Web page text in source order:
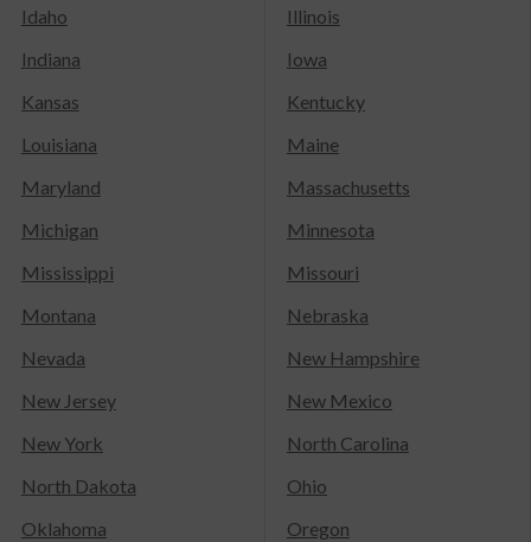
Idaho
Illinois
Indiana
Iowa
Kansas
Kentucky
Louisiana
Maine
Maryland
Massachusetts
Michigan
Minnesota
Mississippi
Missouri
Montana
Nebraska
Nevada
New Hampshire
New Jersey
New Mexico
New York
North Carolina
North Dakota
Ohio
Oklahoma
Oregon